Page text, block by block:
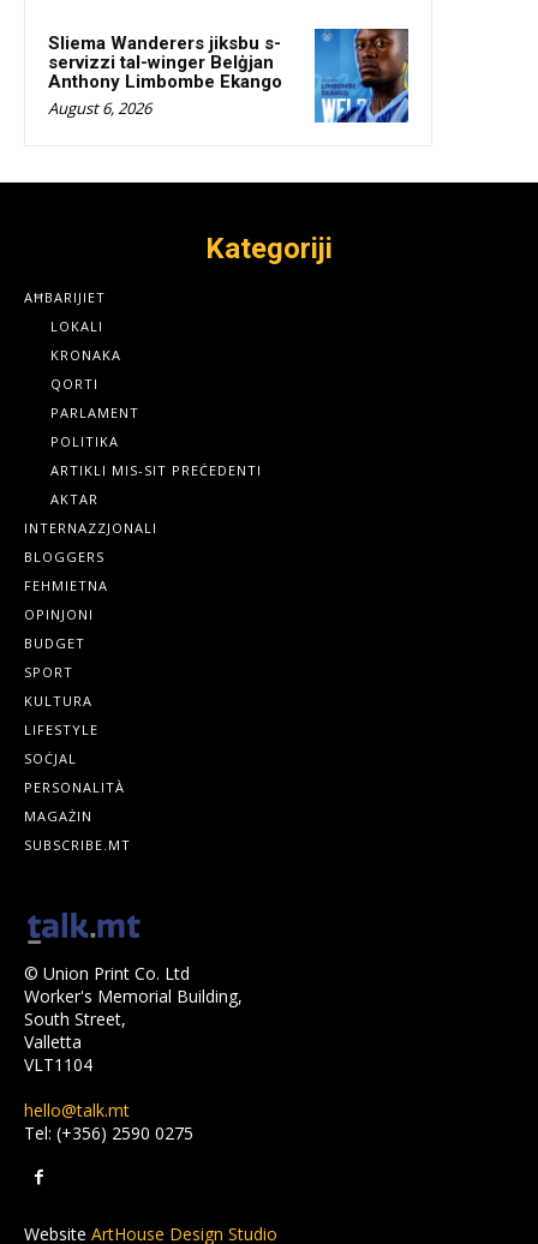
Sliema Wanderers jiksbu s-
servizzi tal-winger Belġjan
Anthony Limbombe Ekango
August 6, 2026
Kategoriji
AĦBARIJIET
LOKALI
KRONAKA
QORTI
PARLAMENT
POLITIKA
ARTIKLI MIS-SIT PREĊEDENTI
AKTAR
INTERNAZZJONALI
BLOGGERS
FEHMIETNA
OPINJONI
BUDGET
SPORT
KULTURA
LIFESTYLE
SOĊJAL
PERSONALITÀ
MAGAŻIN
SUBSCRIBE.MT
© Union Print Co. Ltd
Worker's Memorial Building,
South Street,
Valletta
VLT1104
hello@talk.mt
Tel: (+356) 2590 0275
Website ArtHouse Design Studio